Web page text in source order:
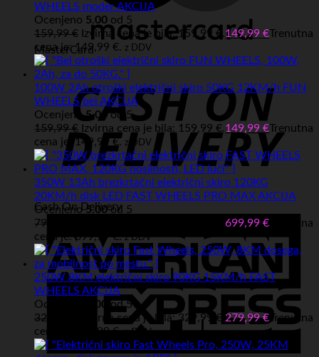
MasterCard
Cash On Delivery
WHEELS moder AKCIJA
Ocenjeno 5.00 od 5
159,99€ Izvirna cena je bila: 159,99 €.149,99 €Trenutna
cena je: 149,99 €. z DDV
100W 2Ah otroški električni skiro 50KG 12KM/h FUN
WHEELS bel AKCIJA
Ocenjeno5.00od 5
159,99€ Izvirna cena je bila: 159,99 €.149,99 €Trenutna
cena je: 149,99 €. z DDV
350W 13Ah brezkrtačni električni skiro 120KG
20KM/h disk LED FAST WHEELS PRO MAX AKCIJA
Ocenjeno5.00od 5
799,99
699,99 € Trenutna
cena je: 699,99 €. z DDV
250W 8KM električni skiro 90KG 15KM/h FAST
WHEELS AKCIJA
Ocenjeno
5.00
od 5
329,99
Izvirna cena je bila: 329,99 €. 279,99€ Trenutna
cena je: 279,99 €. z DDV